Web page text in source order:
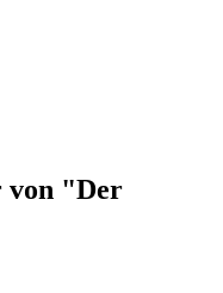
von "Der